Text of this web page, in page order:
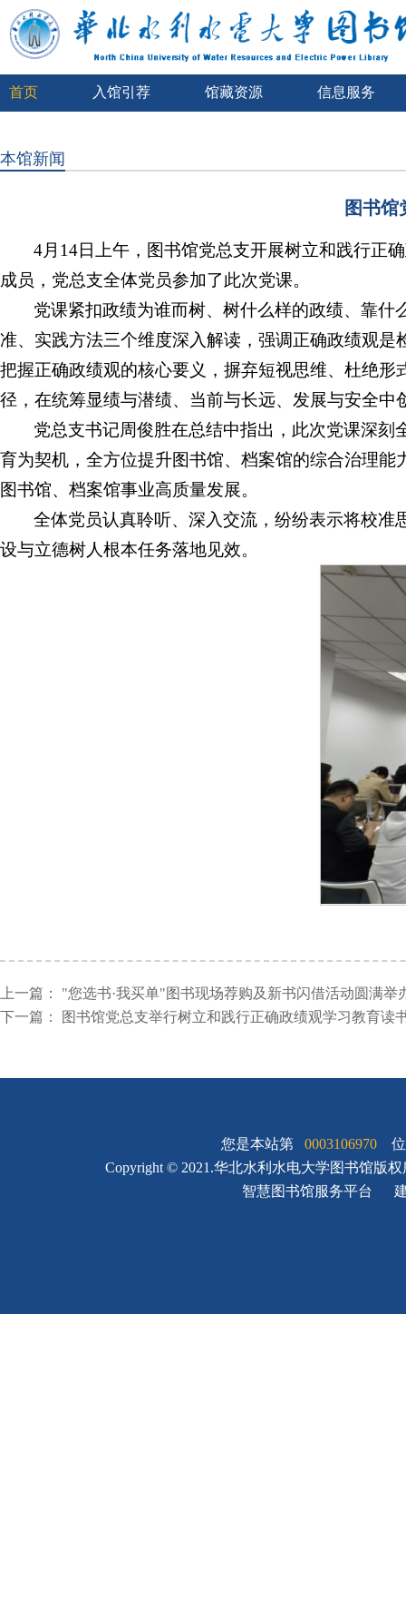
首页 入馆引荐 馆藏资源 信息服务
本馆新闻
图书馆
4月14日上午，图书馆党总支开展树立和践行正
成员，党总支全体党员参加了此次党课。
党课紧扣政绩为谁而树、树什么样的政绩、靠
准、实践方法三个维度深入解读，强调正确政绩观
把握正确政绩观的核心要义，摒弃短视思维、杜绝
径，在统筹显绩与潜绩、当前与长远、发展与安全
党总支书记周俊胜在总结中指出，此次党课深
育为契机，全方位提升图书馆、档案馆的综合治理
图书馆、档案馆事业高质量发展。
全体党员认真聆听、深入交流，纷纷表示将校准
设与立德树人根本任务落地见效。
上一篇：
"您选书·我买单"图书现场荐购及新书闪借活动圆满举
下一篇：
图书馆党总支举行树立和践行正确政绩观学习教育读
您是本站第 0003106970
Copyright © 2021.华北水利水电大学图书馆版权
智慧图书馆服务平台